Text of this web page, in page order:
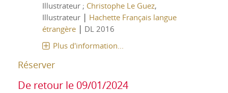
Illustrateur ; Christophe Le Guez,
Illustrateur | Hachette Français langue
étrangère| DL 2016
Plus d'information...
Réserver
De retour le 09/01/2024